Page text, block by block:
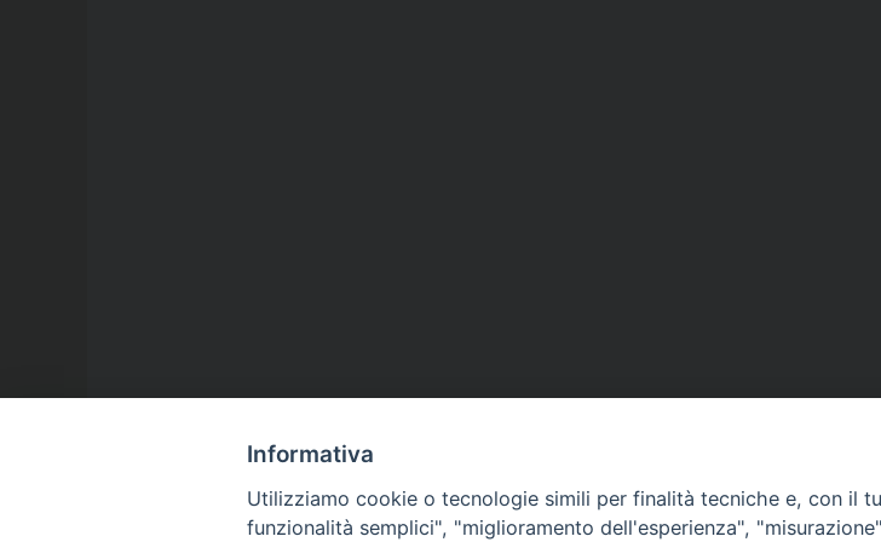
Informativa
Utilizziamo cookie o tecnologie simili per finalità tecniche e, con il
funzionalità semplici", "miglioramento dell'esperienza",